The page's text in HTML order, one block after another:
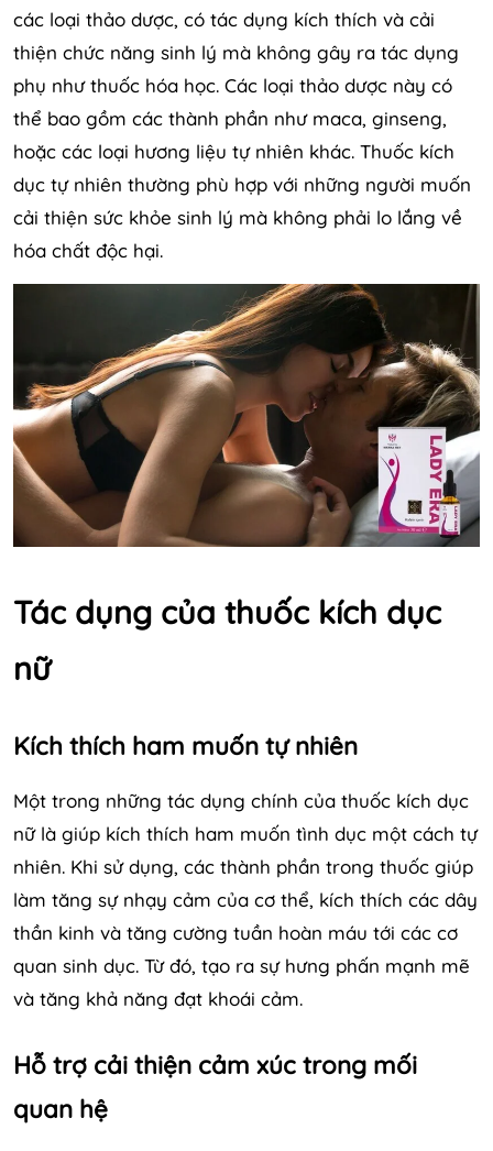
các loại thảo dược, có tác dụng kích thích và cải
thiện chức năng sinh lý mà không gây ra tác dụng
phụ như thuốc hóa học. Các loại thảo dược này có
thể bao gồm các thành phần như maca, ginseng,
hoặc các loại hương liệu tự nhiên khác. Thuốc kích
dục tự nhiên thường phù hợp với những người muốn
cải thiện sức khỏe sinh lý mà không phải lo lắng về
hóa chất độc hại.
Tác dụng của thuốc kích dục
nữ
Kích thích ham muốn tự nhiên
Một trong những tác dụng chính của thuốc kích dục
nữ là giúp kích thích ham muốn tình dục một cách tự
nhiên. Khi sử dụng, các thành phần trong thuốc giúp
làm tăng sự nhạy cảm của cơ thể, kích thích các dây
thần kinh và tăng cường tuần hoàn máu tới các cơ
quan sinh dục. Từ đó, tạo ra sự hưng phấn mạnh mẽ
và tăng khả năng đạt khoái cảm.
Hỗ trợ cải thiện cảm xúc trong mối
quan hệ